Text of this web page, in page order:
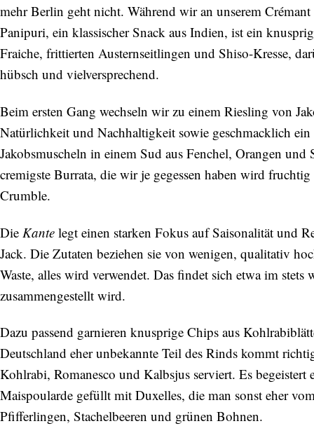
mehr Berlin geht nicht. Während wir an unserem
Panipuri, ein klassischer Snack aus Indien, ist ein
Fraiche, frittierten Austernseitlingen und Shiso-Kresse,
hübsch und vielversprechend.
Beim ersten Gang wechseln wir zu einem Riesling von
Natürlichkeit und Nachhaltigkeit sowie geschmacklich
Jakobsmuscheln in einem Sud aus Fenchel, Orangen
cremigste Burrata, die wir je gegessen haben wird
Crumble.
Die Kante legt einen starken Fokus auf Saisonalität und
Jack. Die Zutaten beziehen sie von wenigen, qualitativ
Waste, alles wird verwendet. Das findet sich etwa im
zusammengestellt wird.
Dazu passend garnieren knusprige Chips aus
Deutschland eher unbekannte Teil des Rinds kommt
Kohlrabi, Romanesco und Kalbsjus serviert. Es
Maispoularde gefüllt mit Duxelles, die man sonst eher
Pfifferlingen, Stachelbeeren und grünen Bohnen.